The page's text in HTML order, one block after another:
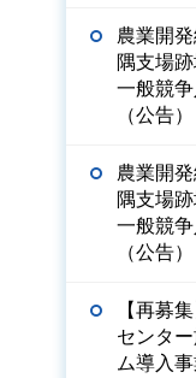
農業開
隅支場
一般競
（公告）
農業開
隅支場
一般競
（公告）
【再募
センタ
ム導入